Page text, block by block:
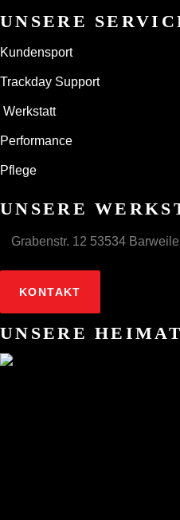
UNSERE
Kundensport
Trackday Support
Werkstatt
Performance
Pflege
UNSERE
Grabenstr. 12 53534
KONTAKT
UNSERE HEIMAT